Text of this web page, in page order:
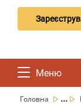
Меню
Головна ...